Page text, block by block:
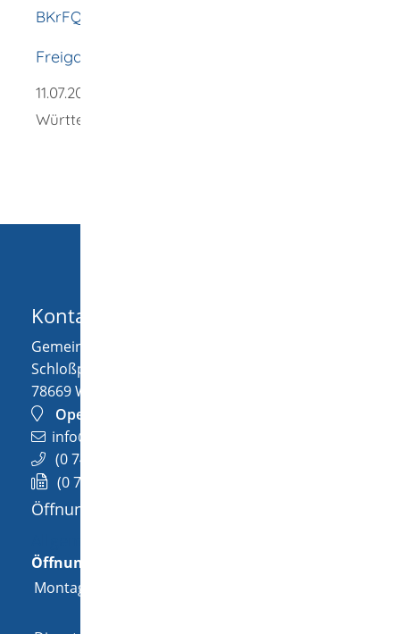
Kontakt
Gemeinde Wellendingen
Schloßplatz 1
78669Wellendingen
OpenStreetMap
info@wellendingen.de
(074
(074
Öffnungszeiten
Öffnungszeiten
Montag
BKrFQV)
Freigabevermerk
11.07.2025
Württemberg